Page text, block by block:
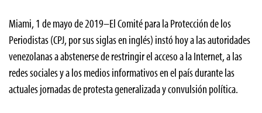
Miami, 1 de mayo de 2019–El Comité para la Protección de los
Periodistas (CPJ, por sus siglas en inglés) instó hoy a las autoridades
venezolanas a abstenerse de restringir el acceso a la Internet, a las
redes sociales y a los medios informativos en el país durante las
actuales jornadas de protesta generalizada y convulsión política.